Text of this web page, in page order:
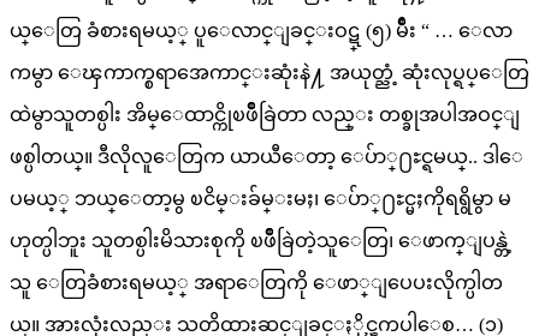
ယ္ေတြ ခံစားရမယ့္ ပူေလာင္ျခင္းဝဋ္ (၅) မ်ိဳး “ … ေလာ
ကမွာ ေၾကာက္စရာအေကာင္းဆုံးနဲ႔ အယုတ္ညံ့ ဆုံးလုပ္ရပ္ေတြ
ထဲမွာသူတစ္ပါး အိမ္ေထာင္ကိုၿဖိဳခြဲတာ လည္း တစ္ခုအပါအဝင္ျ
ဖစ္ပါတယ္။ ဒီလိုလူေတြက ယာယီေတာ့ ေပ်ာ္႐ႊင္ရမယ္.. ဒါေ
ပမယ့္ ဘယ္ေတာ့မွ ၿငိမ္းခ်မ္းမႈ၊ ေပ်ာ္႐ႊင္မႈကိုရရွိမွာ မ
ဟုတ္ပါဘူး သူတစ္ပါးမိသားစုကို ၿဖိဳခြဲတဲ့သူေတြ၊ ေဖာက္ျပန္တဲ့
သူ ေတြခံစားရမယ့္ အရာေတြကို ေဖာ္ျပေပးလိုက္ပါတ
ယ္။ အားလုံးလည္း သတိထားဆင္ျခင္ႏိုင္ၾကပါေစ… (၁)